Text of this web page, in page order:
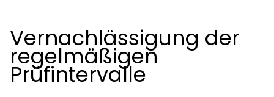
Vernachlässigung der
regelmäßigen
Prüfintervalle